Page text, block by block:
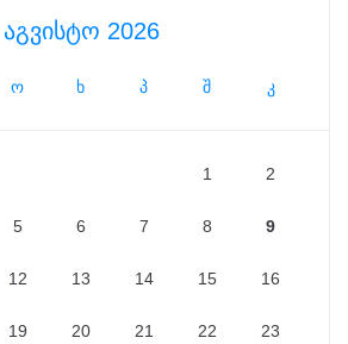
აგვისტო 2026
ო ხ პ შ კ
1 2
5 6 7 8 9
12 13 14 15 16
19 20 21 22 23